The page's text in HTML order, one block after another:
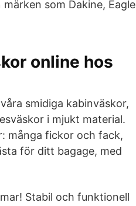
som Dakine, Eagle
online hos
smidiga kabinväskor,
i mjukt material.
många fickor och fack,
för ditt bagage, med
Stabil och funktionell